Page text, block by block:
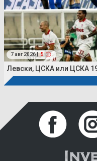
7 авг 2026 | 5
Левски, ЦСКА или ЦСКА